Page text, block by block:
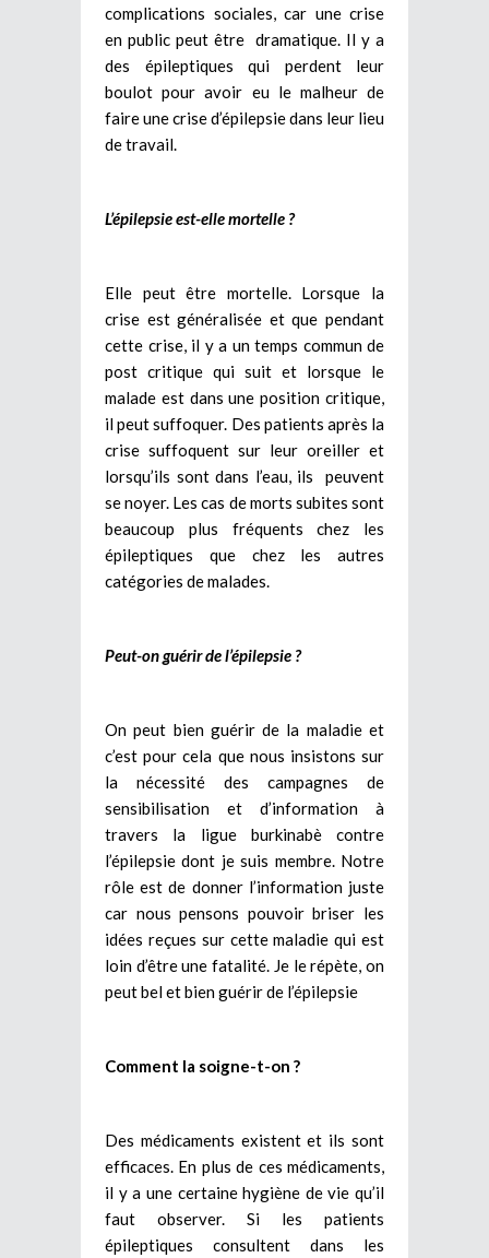
complications sociales, car une crise
en public peut être dramatique. Il y a
des épileptiques qui perdent leur
boulot pour avoir eu le malheur de
faire une crise d’épilepsie dans leur lieu
de travail.
L’épilepsie est-elle mortelle ?
Elle peut être mortelle. Lorsque la
crise est généralisée et que pendant
cette crise, il y a un temps commun de
post critique qui suit et lorsque le
malade est dans une position critique,
il peut suffoquer. Des patients après la
crise suffoquent sur leur oreiller et
lorsqu’ils sont dans l’eau, ils peuvent
se noyer. Les cas de morts subites sont
beaucoup plus fréquents chez les
épileptiques que chez les autres
catégories de malades.
Peut-on guérir de l’épilepsie ?
On peut bien guérir de la maladie et
c’est pour cela que nous insistons sur
la nécessité des campagnes de
sensibilisation et d’information à
travers la ligue burkinabè contre
l’épilepsie dont je suis membre. Notre
rôle est de donner l’information juste
car nous pensons pouvoir briser les
idées reçues sur cette maladie qui est
loin d’être une fatalité. Je le répète, on
peut bel et bien guérir de l’épilepsie
Comment la soigne-t-on ?
Des médicaments existent et ils sont
efficaces. En plus de ces médicaments,
il y a une certaine hygiène de vie qu’il
faut observer. Si les patients
épileptiques consultent dans les